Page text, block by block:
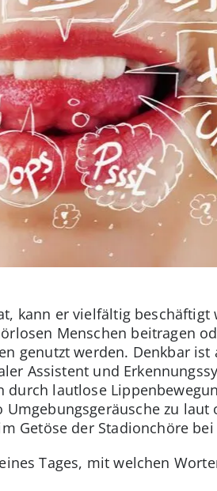
kann er vielfältig
Menschen beitragen
genutzt werden. Denkbar ist
Assistent und
lautlose
zu laut
Getöse der Stadionchöre
Tages, mit welchen